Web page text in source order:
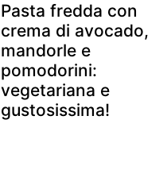
Pasta fredda con
crema di avocado,
mandorle e
pomodorini:
vegetariana e
gustosissima!